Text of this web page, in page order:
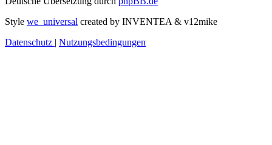
Style we_universal created by INVENTEA & v12mike
Datenschutz | Nutzungsbedingungen